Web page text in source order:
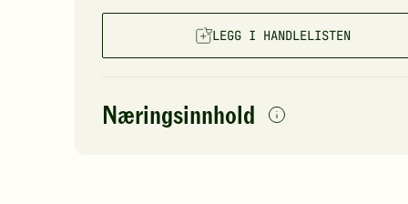
LEGG I HANDLELISTEN
Næringsinnhold